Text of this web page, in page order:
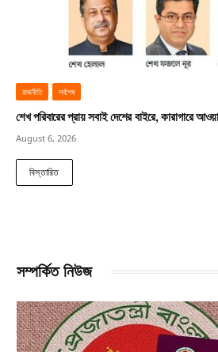
রাজনীতি সর্বশেষ
শেখ পরিবারের প্রায় সবাই দেশের বাইরে, কারাগারে
August 6, 2026
বিস্তারিত
সম্পর্কিত নিউজ